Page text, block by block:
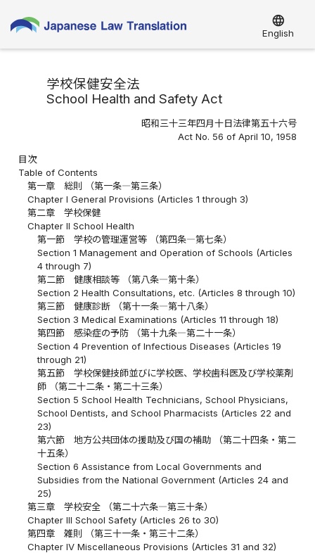
language
English
学校保健安全法
School Health and Safety Act
昭和三十三年四月十日法律第五十六号
Act No. 56 of April 10, 1958
目次
Table of Contents
第一章 総則 （第一条―第三条）
Chapter I General Provisions (Articles 1 through 3)
第二章 学校保健
Chapter II School Health
第一節 学校の管理運営等 （第四条―第七条）
Section 1 Management and Operation of Schools (Articles
4 through 7)
第二節 健康相談等 （第八条―第十条）
Section 2 Health Consultations, etc. (Articles 8 through 10)
第三節 健康診断 （第十一条―第十八条）
Section 3 Medical Examinations (Articles 11 through 18)
第四節 感染症の予防 （第十九条―第二十一条）
Section 4 Prevention of Infectious Diseases (Articles 19
through 21)
第五節 学校保健技師並びに学校医、学校歯科医及び学校薬剤
師 （第二十二条・第二十三条）
Section 5 School Health Technicians, School Physicians,
School Dentists, and School Pharmacists (Articles 22 and
23)
第六節 地方公共団体の援助及び国の補助 （第二十四条・第二
十五条）
Section 6 Assistance from Local Governments and
Subsidies from the National Government (Articles 24 and
25)
第三章 学校安全 （第二十六条―第三十条）
Chapter III School Safety (Articles 26 to 30)
第四章 雑則 （第三十一条・第三十二条）
Chapter IV Miscellaneous Provisions (Articles 31 and 32)